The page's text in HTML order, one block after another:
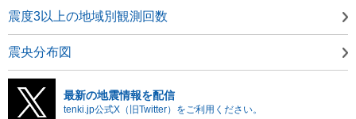
震度3以上の地域別観測回数
震央分布図
最新の地震情報を配信
tenki.jp公式X（旧Twitter）をご利用ください。